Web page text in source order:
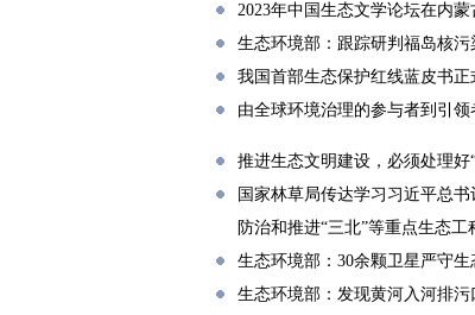
2023年中国生态文学论坛在内蒙
生态环境部：跟踪研判福岛核
我国首部生态保护红线蓝皮书正
由全球环境治理的参与者到引
推进生态文明建设，必须处理好
国家林草局传达学习习近平总
防治和推进“三北”等重点生态
生态环境部：30余颗卫星严守
生态环境部：发现黄河入河排污